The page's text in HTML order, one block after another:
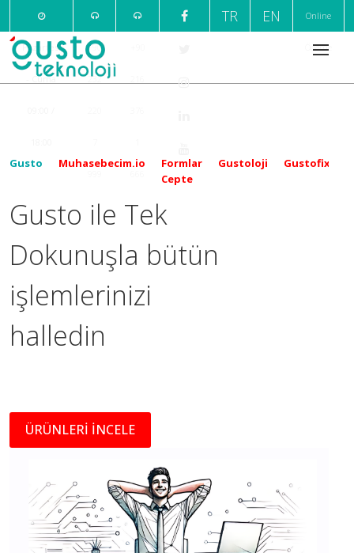
Pazartesi
- Cuma
+90
232
TR EN Online
Ödeme
Gusto Muhasebecim.io
Formlar
Cepte
Gustoloji Gustofix
Gusto ile Tek
Dokunuşla bütün
işlemlerinizi
halledin
ÜRÜNLERİ İNCELE